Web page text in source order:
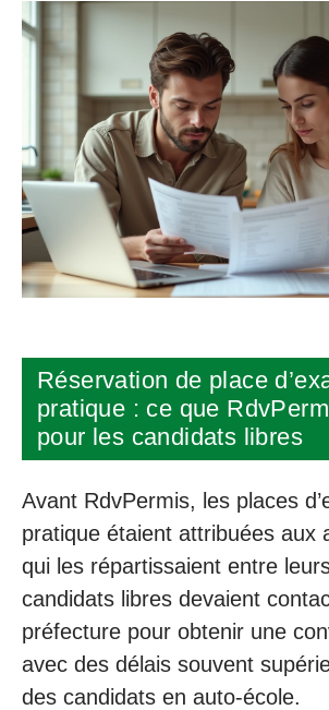
Réservation de place
pratique : ce que
pour les candidats libres
Avant RdvPermis, les places
pratique étaient attribuées aux
qui les répartissaient entre
candidats libres devaient
préfecture pour obtenir une
avec des délais souvent
des candidats en auto-école.